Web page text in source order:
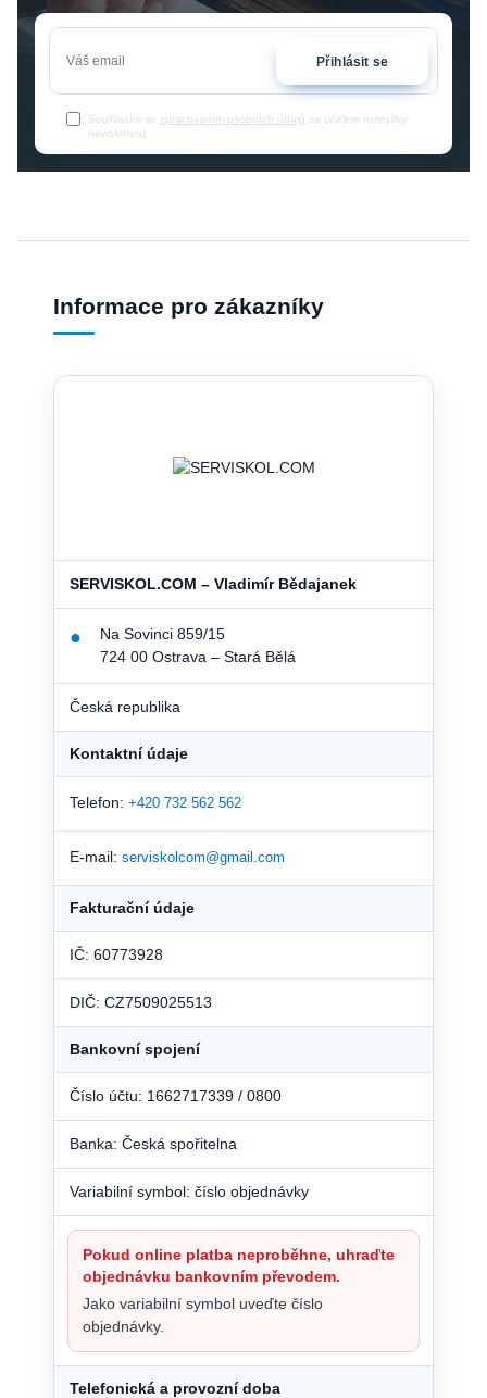
Přihlásit se
Souhlasím se zpracováním osobních údajů za účelem rozesílky
newsletteru.
Informace pro zákazníky
SERVISKOL.COM – Vladimír Bědajanek
●
Na Sovinci 859/15
724 00 Ostrava – Stará Bělá
Česká republika
Kontaktní údaje
Telefon: +420 732 562 562
E-mail: serviskolcom@gmail.com
Fakturační údaje
IČ: 60773928
DIČ: CZ7509025513
Bankovní spojení
Číslo účtu: 1662717339 / 0800
Banka: Česká spořitelna
Variabilní symbol: číslo objednávky
Pokud online platba neproběhne, uhraďte
objednávku bankovním převodem.
Jako variabilní symbol uveďte číslo
objednávky.
Telefonická a provozní doba